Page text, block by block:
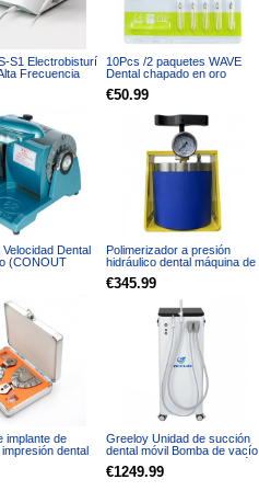
S1 Electrobisturí
Frecuencia
10Pcs /2 paquetes WAVE
Dental chapado en oro
TF 7408
€50.99
Velocidad Dental
(CONOUT
Polimerizador a presión
hidráulico dental máquina de
laboratorio dental
€345.99
implante de
dental
WJ-S/X
Greeloy Unidad de succión
dental móvil Bomba de vacío
400L/min con fuerte succión
GSM-400
€1249.99